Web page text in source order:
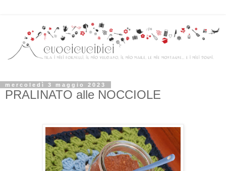
mercoledì 3 maggio 2023
PRALINATO alle NOCCIOLE